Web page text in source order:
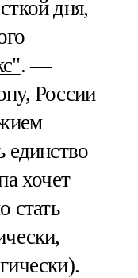
дня,
. —
России
единство
хочет
стать